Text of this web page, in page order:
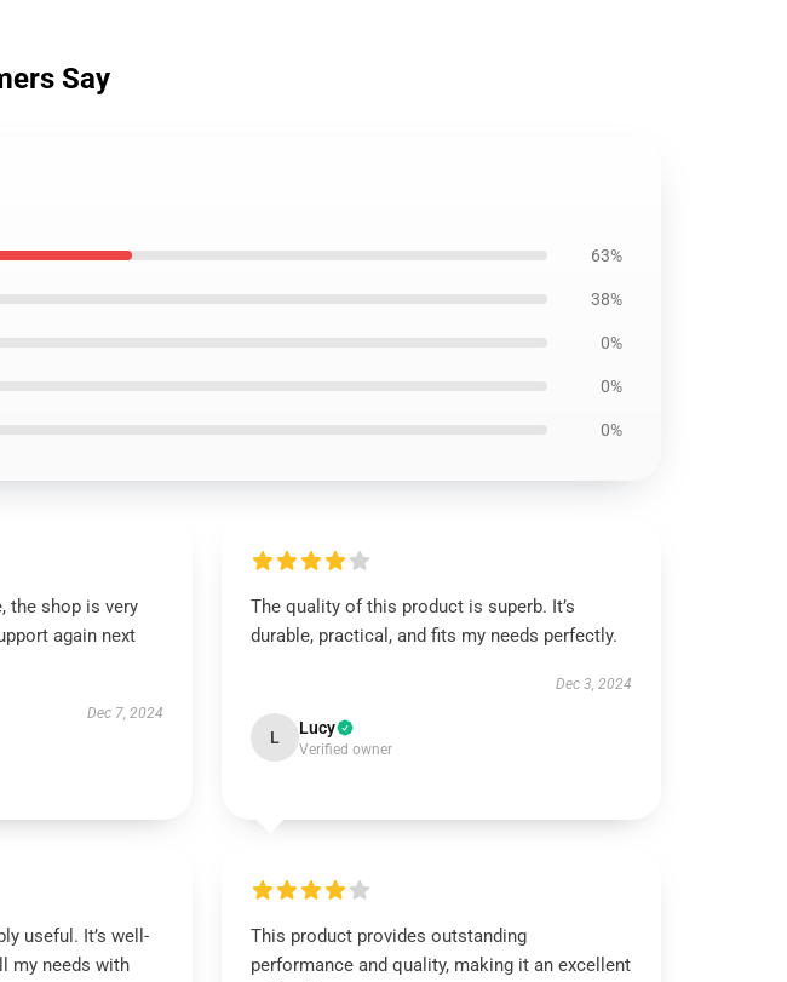
Say
63%
38%
0%
0%
0%
the shop is very
again next
Dec 7, 2024
The quality of this product is superb. It’s
durable, practical, and fits my needs perfectly.
Dec 3, 2024
L Lucy
Verified owner
useful. It’s well-
my needs with
This product provides outstanding
performance and quality, making it an excellent